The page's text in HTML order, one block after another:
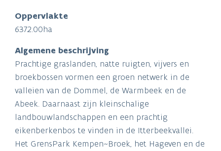
Oppervlakte
6372.00ha
Algemene beschrijving
Prachtige graslanden, natte ruigten, vijvers en
broekbossen vormen een groen netwerk in de
valleien van de Dommel, de Warmbeek en de
Abeek. Daarnaast zijn kleinschalige
landbouwlandschappen en een prachtig
eikenberkenbos te vinden in de Itterbeekvallei.
Het GrensPark Kempen~Broek, het Hageven en de